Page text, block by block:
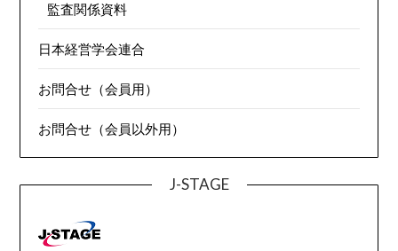
監査関係資料
日本経営学会連合
お問合せ（会員用）
お問合せ（会員以外用）
J-STAGE